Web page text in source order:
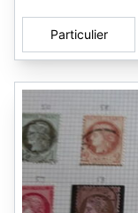
Particulier